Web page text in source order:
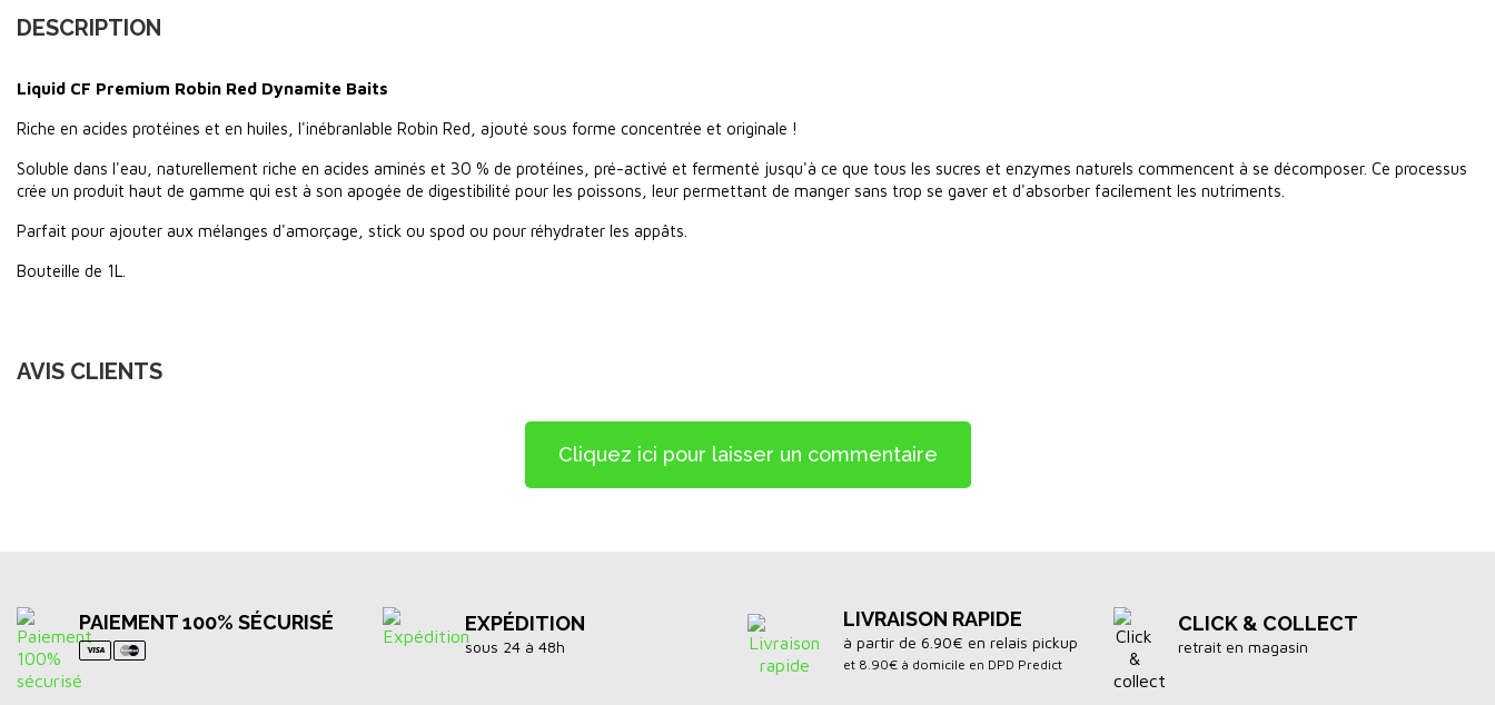
DESCRIPTION
Liquid CF Premium Robin Red Dynamite Baits
Riche en acides protéines et en huiles, l'inébranlable Robin Red, ajouté sous forme concentrée et originale !
Soluble dans l'eau, naturellement riche en acides aminés et 30 % de protéines, pré-activé et fermenté jusqu'à ce que tous les sucres et enzymes naturels commencent à se décomposer. Ce processus
crée un produit haut de gamme qui est à son apogée de digestibilité pour les poissons, leur permettant de manger sans trop se gaver et d'absorber facilement les nutriments.
Parfait pour ajouter aux mélanges d'amorçage, stick ou spod ou pour réhydrater les appâts.
Bouteille de 1L.
AVIS CLIENTS
Cliquez ici pour laisser un commentaire
PAIEMENT 100% SÉCURISÉ EXPÉDITION
sous 24 à 48h
LIVRAISON RAPIDE
à partir de 6.90€ en relais pickup
et 8.90€ à domicile en DPD Predict
CLICK & COLLECT
retrait en magasin